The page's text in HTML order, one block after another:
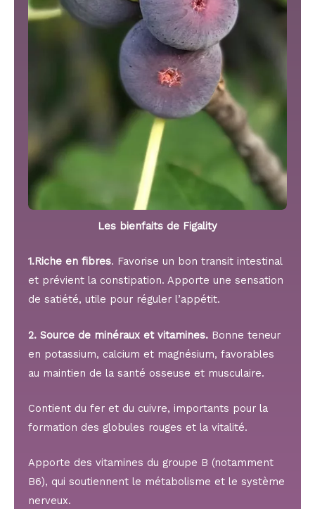
Les bienfaits de Figality
1.Riche en fibres. Favorise un bon transit intestinal
et prévient la constipation. Apporte une sensation
de satiété, utile pour réguler l’appétit.
2. Source de minéraux et vitamines. Bonne teneur
en potassium, calcium et magnésium, favorables
au maintien de la santé osseuse et musculaire.
Contient du fer et du cuivre, importants pour la
formation des globules rouges et la vitalité.
Apporte des vitamines du groupe B (notamment
B6), qui soutiennent le métabolisme et le système
nerveux.